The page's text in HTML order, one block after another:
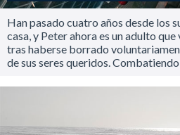
Han pasado cuatro años desde los
casa, y Peter ahora es un adulto
tras haberse borrado
de sus seres queridos. Combatiendo